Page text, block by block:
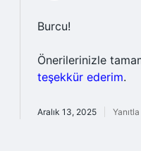
Burcu!
Önerilerinizle
teşekkür ederim.
Aralık 13, 2025 Yanıtla